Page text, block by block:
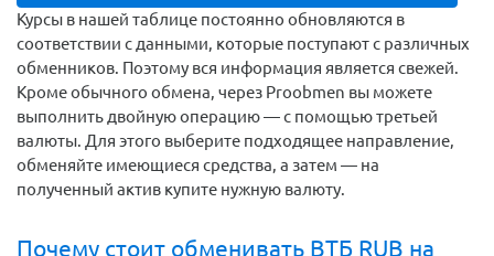
Курсы в нашей таблице постоянно обновляются в
соответствии с данными, которые поступают с различных
обменников. Поэтому вся информация является свежей.
Кроме обычного обмена, через Proobmen вы можете
выполнить двойную операцию — с помощью третьей
валюты. Для этого выберите подходящее направление,
обменяйте имеющиеся средства, а затем — на
полученный актив купите нужную валюту.
Почему стоит обменивать ВТБ RUB на